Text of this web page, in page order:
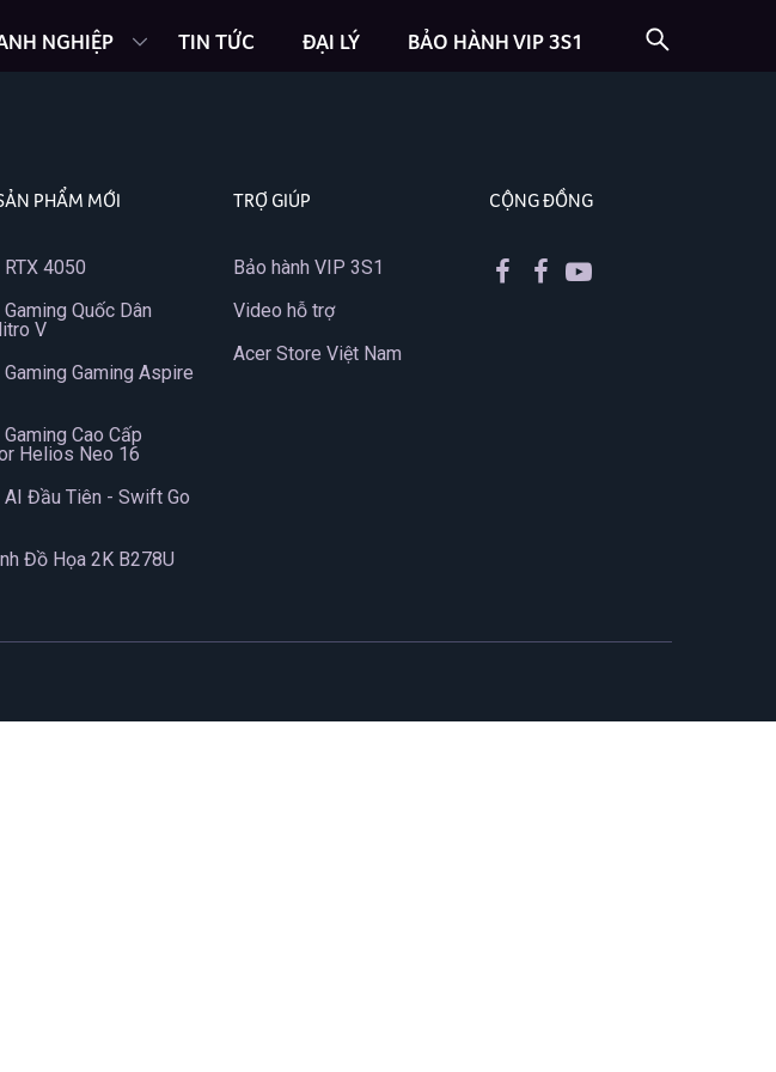
NGHIỆP TIN TỨC ĐẠI LÝ BẢO HÀNH VIP 3S1
PHẨM MỚI
4050
Quốc Dân
V
Gaming Aspire
Cao Cấp
Helios Neo 16
AI Đầu Tiên - Swift Go
Đồ Họa 2K B278U
TRỢ GIÚP
Bảo hành VIP 3S1
Video hỗ trợ
Acer Store Việt Nam
CỘNG ĐỒNG